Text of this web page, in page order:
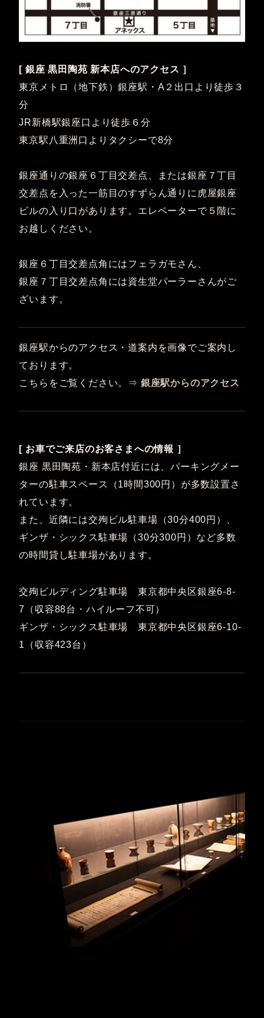
[ 銀座 黒田陶苑 新本店へのアクセス ］
東京メトロ（地下鉄）銀座駅・A２出口より徒歩３
分
JR新橋駅銀座口より徒歩６分
東京駅八重洲口よりタクシーで8分
銀座通りの銀座６丁目交差点、または銀座７丁目
交差点を入った一筋目のすずらん通りに虎屋銀座
ビルの入り口があります。エレベーターで５階に
お越しください。
銀座６丁目交差点角にはフェラガモさん、
銀座７丁目交差点角には資生堂パーラーさんがご
ざいます。
銀座駅からのアクセス・道案内を画像でご案内し
ております。
こちらをご覧ください。⇒ 銀座駅からのアクセス
[ お車でご来店のお客さまへの情報 ］
銀座 黒田陶苑・新本店付近には、パーキングメー
ターの駐車スペース（1時間300円）が多数設置さ
れています。
また、近隣には交殉ビル駐車場（30分400円）、
ギンザ・シックス駐車場（30分300円）など多数
の時間貸し駐車場があります。
交殉ビルディング駐車場 東京都中央区銀座6-8-
7（収容88台・ハイルーフ不可）
ギンザ・シックス駐車場 東京都中央区銀座6-10-
1（収容423台）